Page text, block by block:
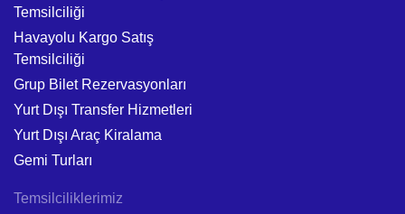
Temsilciliği
Havayolu Kargo Satış
Temsilciliği
Grup Bilet Rezervasyonları
Yurt Dışı Transfer Hizmetleri
Yurt Dışı Araç Kiralama
Gemi Turları
Temsilciliklerimiz